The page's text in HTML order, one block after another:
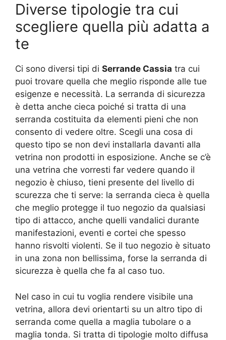
Diverse tipologie tra cui
scegliere quella più adatta a
te
Ci sono diversi tipi di Serrande Cassia tra cui
puoi trovare quella che meglio risponde alle tue
esigenze e necessità. La serranda di sicurezza
è detta anche cieca poiché si tratta di una
serranda costituita da elementi pieni che non
consento di vedere oltre. Scegli una cosa di
questo tipo se non devi installarla davanti alla
vetrina non prodotti in esposizione. Anche se c’è
una vetrina che vorresti far vedere quando il
negozio è chiuso, tieni presente del livello di
scurezza che ti serve: la serranda cieca è quella
che meglio protegge il tuo negozio da qualsiasi
tipo di attacco, anche quelli vandalici durante
manifestazioni, eventi e cortei che spesso
hanno risvolti violenti. Se il tuo negozio è situato
in una zona non bellissima, forse la serranda di
sicurezza è quella che fa al caso tuo.
Nel caso in cui tu voglia rendere visibile una
vetrina, allora devi orientarti su un altro tipo di
serranda come quella a maglia tubolare o a
maglia tonda. Si tratta di tipologie molto diffusa